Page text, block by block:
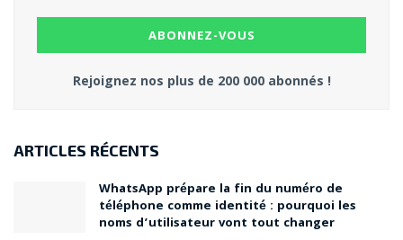
Rejoignez nos plus de 200 000 abonnés !
ARTICLES RÉCENTS
WhatsApp prépare la fin du numéro de
téléphone comme identité : pourquoi les
noms d’utilisateur vont tout changer